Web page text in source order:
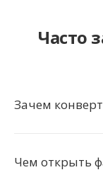
Часто
Зачем
Чем открыть